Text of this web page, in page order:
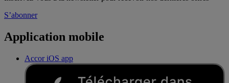
S’abonner
Application mobile
Accor iOS app